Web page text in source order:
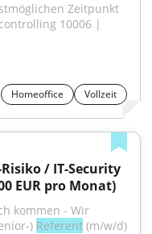
Zeitpunkt
10006 |
Homeoffice Vollzeit
/ IT-Security
EUR pro Monat)
kommen - Wir
) Referent (m/w/d)